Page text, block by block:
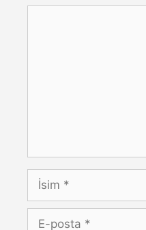
İsim